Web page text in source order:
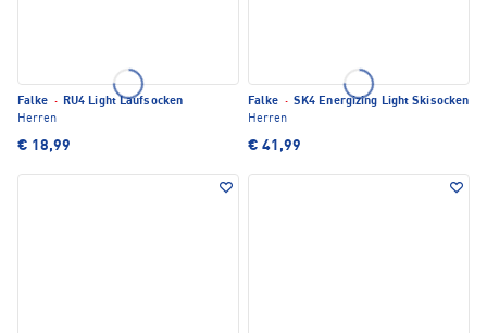
Falke · RU4 Light Laufsocken
Herren
€ 18,99
Falke · SK4 Energizing Light Skisocken
Herren
€ 41,99